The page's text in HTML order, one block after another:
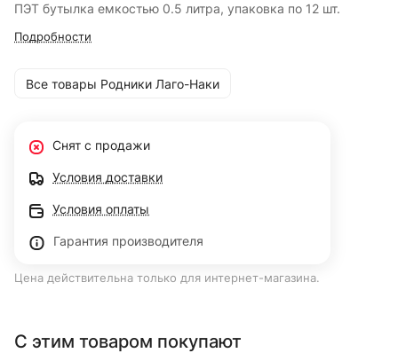
ПЭТ бутылка емкостью 0.5 литра, упаковка по 12 шт.
Подробности
Все товары Родники Лаго-Наки
Снят с продажи
Условия доставки
Условия оплаты
Гарантия производителя
Цена действительна только для интернет-магазина.
С этим товаром покупают